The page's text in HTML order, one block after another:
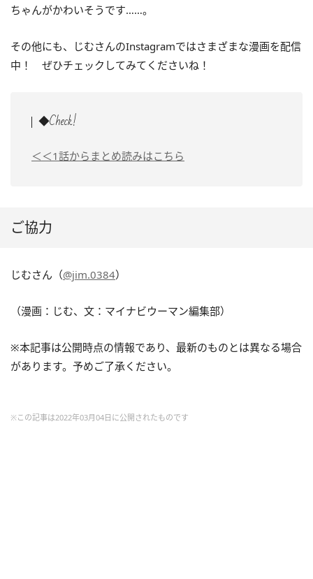
ちゃんがかわいそうです……。
その他にも、じむさんのInstagramではさまざまな漫画を配信
中！ ぜひチェックしてみてくださいね！
◆Check!
＜＜1話からまとめ読みはこちら
ご協力
じむさん（@jim.0384）
（漫画：じむ、文：マイナビウーマン編集部）
※本記事は公開時点の情報であり、最新のものとは異なる場合
があります。予めご了承ください。
※この記事は2022年03月04日に公開されたものです